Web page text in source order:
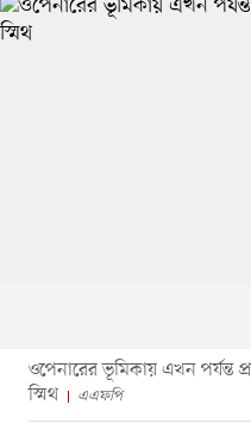
ওপেনারের ভূমিকায় এখন পর্যন্ত
স্মিথ
এএফপি